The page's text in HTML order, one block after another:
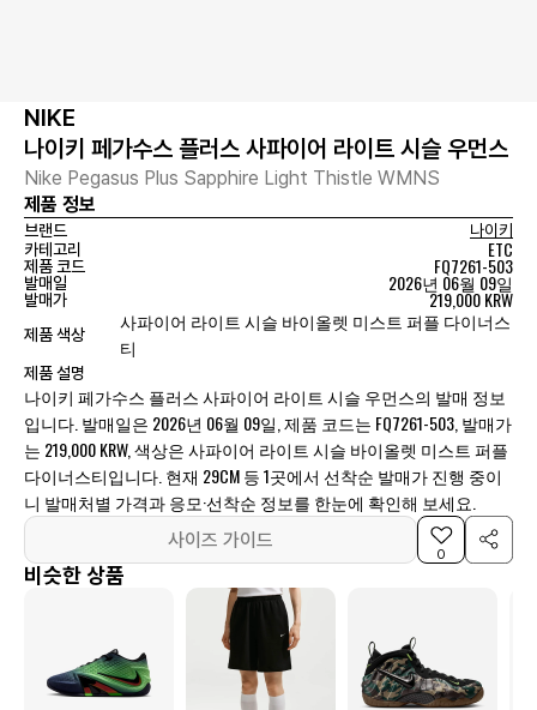
NIKE
나이키 페가수스 플러스 사파이어 라이트 시슬 우먼스
Nike Pegasus Plus Sapphire Light Thistle WMNS
제품 정보
브랜드
나이키
카테고리
ETC
제품 코드 FQ7261-503
발매일 2026년 06월 09일
발매가 219,000 KRW
제품 색상
사파이어 라이트 시슬 바이올렛 미스트 퍼플 다이너스
티
제품 설명
나이키 페가수스 플러스 사파이어 라이트 시슬 우먼스의 발매 정보
입니다. 발매일은 2026년 06월 09일, 제품 코드는 FQ7261-503, 발매가
는 219,000 KRW, 색상은 사파이어 라이트 시슬 바이올렛 미스트 퍼플
다이너스티입니다. 현재 29CM 등 1곳에서 선착순 발매가 진행 중이
니 발매처별 가격과 응모·선착순 정보를 한눈에 확인해 보세요.
사이즈 가이드
0
비슷한 상품